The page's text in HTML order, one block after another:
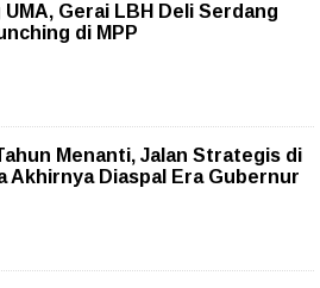
UMA, Gerai LBH Deli Serdang
di MPP
Menanti, Jalan Strategis di
Akhirnya Diaspal Era Gubernur